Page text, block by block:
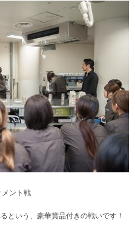
ント戦
という、豪華賞品付きの戦いです！